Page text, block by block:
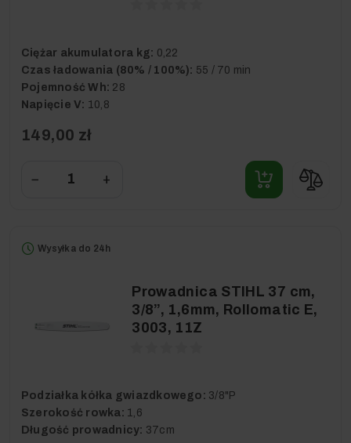
Ciężar akumulatora kg: 0,22
Czas ładowania (80% / 100%): 55 / 70 min
Pojemność Wh: 28
Napięcie V: 10,8
149,00 zł
− +
Wysyłka do 24h
Prowadnica STIHL 37 cm,
3/8”, 1,6mm, Rollomatic E,
3003, 11Z
Podziałka kółka gwiazdkowego: 3/8"P
Szerokość rowka: 1,6
Długość prowadnicy: 37cm